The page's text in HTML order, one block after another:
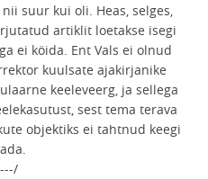
suur kui oli. Heas, selges,
artiklit loetakse isegi
ei köida. Ent Vals ei olnud
kuulsate ajakirjanike
keeleveerg, ja sellega
sest tema terava
objektiks ei tahtnud keegi